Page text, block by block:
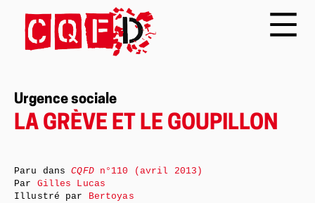
Urgence sociale
LA GRÈVE ET LE GOUPILLON
Paru dansCQFDn°110 (avril 2013)
Par Gilles Lucas
Illustré par Bertoyas